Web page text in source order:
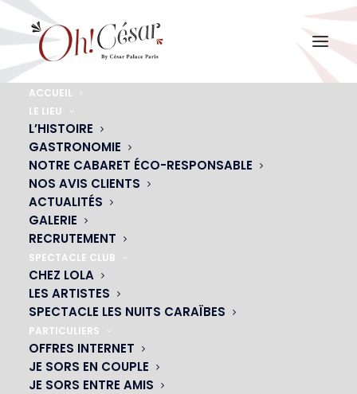
ACCUEIL
LE LIEU
L’HISTOIRE
GASTRONOMIE
NOTRE CABARET ÉCO-RESPONSABLE
NOS AVIS CLIENTS
ACTUALITÉS
GALERIE
RECRUTEMENT
SPECTACLE CLUB
CHEZ LOLA
LES ARTISTES
SPECTACLE LES NUITS CARAÏBES
PARTICULIERS
OFFRES INTERNET
JE SORS EN COUPLE
JE SORS ENTRE AMIS
Accueil Défilés